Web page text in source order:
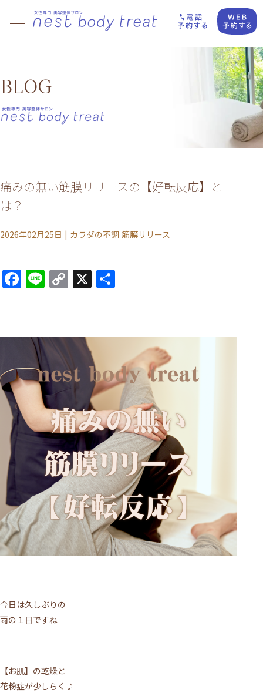
BLOG
痛みの無い筋膜リリースの【好転反応】と
は？
2026年02月25日 | カラダの不調 筋膜リリース
Facebook
LineCopy
Link
X
今日は久しぶりの
雨の１日ですね
【お肌】の乾燥と
花粉症が少しらく♪